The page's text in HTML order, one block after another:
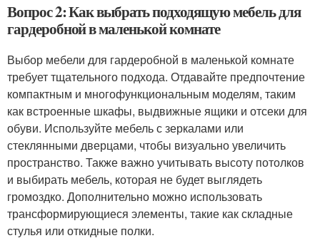
Вопрос 2: Как выбрать подходящую мебель для
гардеробной в маленькой комнате
Выбор мебели для гардеробной в маленькой комнате
требует тщательного подхода. Отдавайте предпочтение
компактным и многофункциональным моделям, таким
как встроенные шкафы, выдвижные ящики и отсеки для
обуви. Используйте мебель с зеркалами или
стеклянными дверцами, чтобы визуально увеличить
пространство. Также важно учитывать высоту потолков
и выбирать мебель, которая не будет выглядеть
громоздко. Дополнительно можно использовать
трансформирующиеся элементы, такие как складные
стулья или откидные полки.